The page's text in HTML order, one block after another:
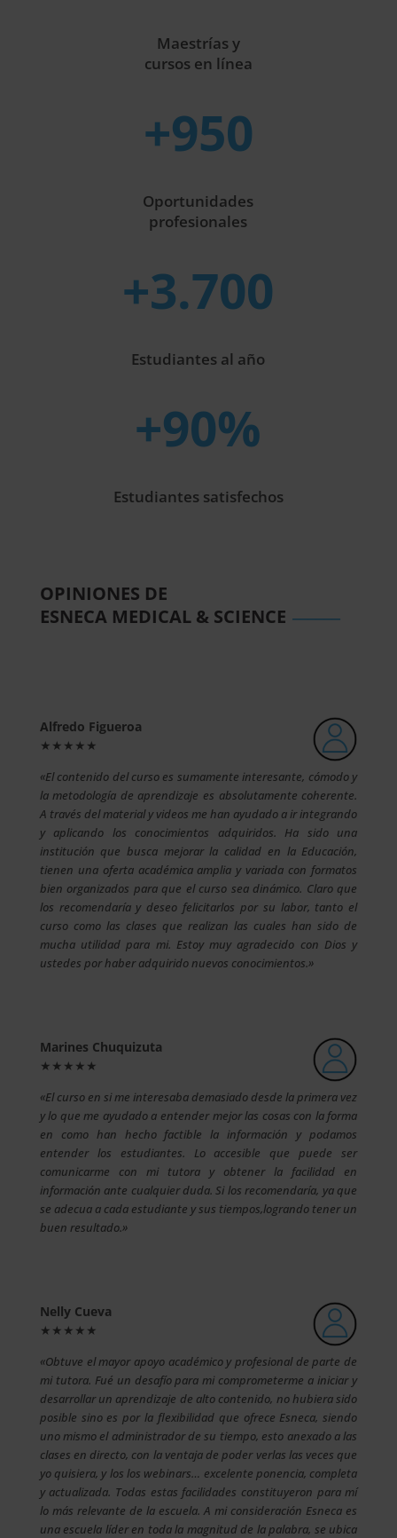
Maestrías y
cursos en línea
+950
Oportunidades
profesionales
+3.700
Estudiantes al año
+90%
Estudiantes satisfechos
OPINIONES DE
ESNECA MEDICAL & SCIENCE
Alfredo Figueroa
★★★★★
«El contenido del curso es sumamente interesante, cómodo y
la metodología de aprendizaje es absolutamente coherente.
A través del material y videos me han ayudado a ir integrando
y aplicando los conocimientos adquiridos. Ha sido una
institución que busca mejorar la calidad en la Educación,
tienen una oferta académica amplia y variada con formatos
bien organizados para que el curso sea dinámico. Claro que
los recomendaría y deseo felicitarlos por su labor, tanto el
curso como las clases que realizan las cuales han sido de
mucha utilidad para mi. Estoy muy agradecido con Dios y
ustedes por haber adquirido nuevos conocimientos.»
Marines Chuquizuta
★★★★★
«El curso en si me interesaba demasiado desde la primera vez
y lo que me ayudado a entender mejor las cosas con la forma
en como han hecho factible la información y podamos
entender los estudiantes. Lo accesible que puede ser
comunicarme con mi tutora y obtener la facilidad en
información ante cualquier duda. Si los recomendaría, ya que
se adecua a cada estudiante y sus tiempos,logrando tener un
buen resultado.»
Nelly Cueva
★★★★★
«Obtuve el mayor apoyo académico y profesional de parte de
mi tutora. Fué un desafío para mi comprometerme a iniciar y
desarrollar un aprendizaje de alto contenido, no hubiera sido
posible sino es por la flexibilidad que ofrece Esneca, siendo
uno mismo el administrador de su tiempo, esto anexado a las
clases en directo, con la ventaja de poder verlas las veces que
yo quisiera, y los los webinars… excelente ponencia, completa
y actualizada. Todas estas facilidades constituyeron para mí
lo más relevante de la escuela. A mi consideración Esneca es
una escuela líder en toda la magnitud de la palabra, se ubica